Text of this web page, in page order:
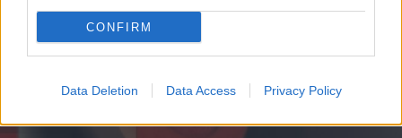
CONFIRM
Data Deletion Data Access Privacy Policy